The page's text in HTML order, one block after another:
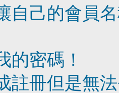
自己的會員
的密碼！
註冊但是無